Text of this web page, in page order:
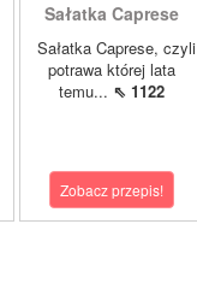
Sałatka Caprese
Sałatka Caprese, czyli
potrawa której lata
temu... ⇖ 1122
Zobacz przepis!